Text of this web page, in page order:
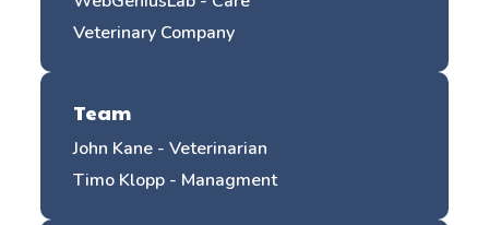
Veterinary Company
Team
John Kane - Veterinarian
Timo Klopp - Managment